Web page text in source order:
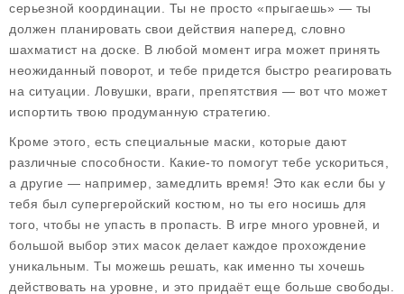
серьезной координации. Ты не просто «прыгаешь» — ты
должен планировать свои действия наперед, словно
шахматист на доске. В любой момент игра может принять
неожиданный поворот, и тебе придется быстро реагировать
на ситуации. Ловушки, враги, препятствия — вот что может
испортить твою продуманную стратегию.
Кроме этого, есть специальные маски, которые дают
различные способности. Какие-то помогут тебе ускориться,
а другие — например, замедлить время! Это как если бы у
тебя был супергеройский костюм, но ты его носишь для
того, чтобы не упасть в пропасть. В игре много уровней, и
большой выбор этих масок делает каждое прохождение
уникальным. Ты можешь решать, как именно ты хочешь
действовать на уровне, и это придаёт еще больше свободы.